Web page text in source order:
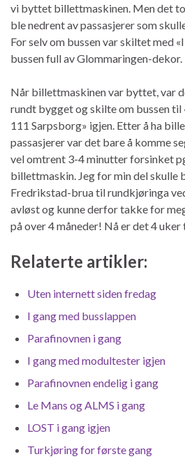
vi byttet billettmaskinen. Men det
ble nedrent av passasjerer som
For selv om bussen var skiltet med
bussen full av Glommaringen-dekor.
Når billettmaskinen var byttet, var
rundt bygget og skilte om bussen til
111 Sarpsborg» igjen. Etter å ha
passasjerer var det bare å komme
vel omtrent 3-4 minutter forsinket
billettmaskin. Jeg for min del skulle
Fredrikstad-brua til rundkjøringa
avløst og kunne derfor takke for
på over 4 måneder! Nå er det 4 uker
Relaterte artikler:
Uten internett siden fredag
I gang med busslappen
Parafinovnen i gang
I gang med modultester igjen
Parafinovnen endelig i gang
Le Mans og ALMS i gang
LOST i gang igjen
Turkjøring for første gang